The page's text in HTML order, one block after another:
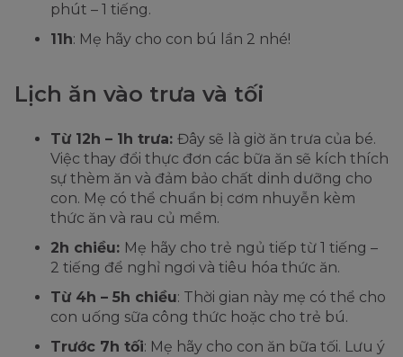
phút – 1 tiếng.
11h: Mẹ hãy cho con bú lần 2 nhé!
Lịch ăn vào trưa và tối
Từ 12h – 1h trưa: Đây sẽ là giờ ăn trưa của bé.
Việc thay đổi thực đơn các bữa ăn sẽ kích thích
sự thèm ăn và đảm bảo chất dinh dưỡng cho
con. Mẹ có thể chuẩn bị cơm nhuyễn kèm
thức ăn và rau củ mềm.
2h chiều: Mẹ hãy cho trẻ ngủ tiếp từ 1 tiếng –
2 tiếng để nghỉ ngơi và tiêu hóa thức ăn.
Từ 4h – 5h chiều: Thời gian này mẹ có thể cho
con uống sữa công thức hoặc cho trẻ bú.
Trước 7h tối: Mẹ hãy cho con ăn bữa tối. Lưu ý